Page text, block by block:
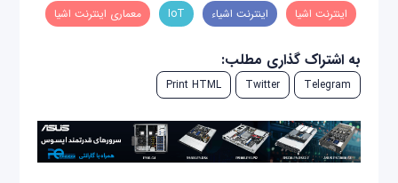
اینترنت اشیا اینترنت اشیاء IoT معماری اینترنت اشیا
به اشتراک گذاری مطلب:
Telegram
Twitter
Print HTML